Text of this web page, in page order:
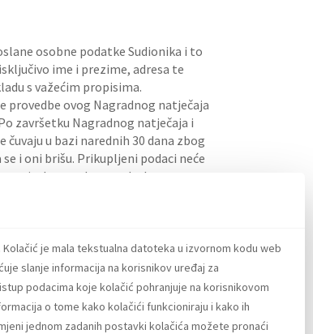
je mala tekstualna datoteka u izvornom kodu web
slanje informacija na korisnikov uređaj za
podacima koje kolačić pohranjuje na korisnikovom
o tome kako kolačići funkcioniraju i kako ih
jednom zadanih postavki kolačića možete pronaći
osobne podatke Sudionika i to
ime i prezime, adresa te
s važećim propisima.
provedbe ovog Nagradnog natječaja
završetku Nagradnog natječaja i
čuvaju u bazi narednih 30 dana zbog
i oni brišu. Prikupljeni podaci neće
da navedene podatke o
je to neophodno za provedbu
s važećim propisima. Više
koji taj servis osigurava za
nije ni na koji način